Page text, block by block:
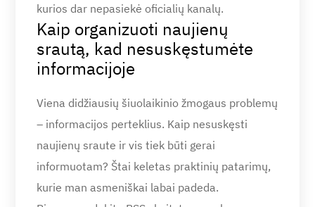
kurios dar nepasiekė oficialių kanalų.
Kaip organizuoti naujienų
srautą, kad nesuskęstumėte
informacijoje
Viena didžiausių šiuolaikinio žmogaus problemų
– informacijos perteklius. Kaip nesuskęsti
naujienų sraute ir vis tiek būti gerai
informuotam? Štai keletas praktinių patarimų,
kurie man asmeniškai labai padeda.